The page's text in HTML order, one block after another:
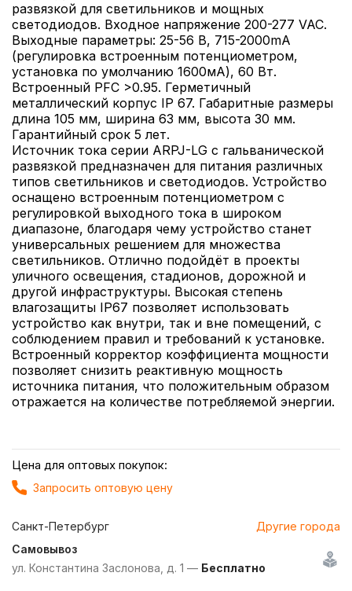
развязкой для светильников и мощных
светодиодов. Входное напряжение 200-277 VAC.
Выходные параметры: 25-56 В, 715-2000mА
(регулировка встроенным потенциометром,
установка по умолчанию 1600мА), 60 Вт.
Встроенный PFC >0.95. Герметичный
металлический корпус IP 67. Габаритные размеры
длина 105 мм, ширина 63 мм, высота 30 мм.
Гарантийный срок 5 лет.
Источник тока серии ARPJ-LG с гальванической
развязкой предназначен для питания различных
типов светильников и светодиодов. Устройство
оснащено встроенным потенциометром с
регулировкой выходного тока в широком
диапазоне, благодаря чему устройство станет
универсальных решением для множества
светильников. Отлично подойдёт в проекты
уличного освещения, стадионов, дорожной и
другой инфраструктуры. Высокая степень
влагозащиты IP67 позволяет использовать
устройство как внутри, так и вне помещений, с
соблюдением правил и требований к установке.
Встроенный корректор коэффициента мощности
позволяет снизить реактивную мощность
источника питания, что положительным образом
отражается на количестве потребляемой энергии.
Цена для оптовых покупок:
Запросить оптовую цену
Санкт-Петербург
Другие города
Самовывоз
ул. Константина Заслонова, д. 1 — Бесплатно